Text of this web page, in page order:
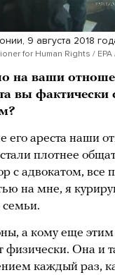
9 августа 2018
for Human Rights / EPA
на ваши
вы фактически
его ареста наши
плотнее
с адвокатом, все
на мне, я
семьи.
а кому еще
Она и
каждый раз,